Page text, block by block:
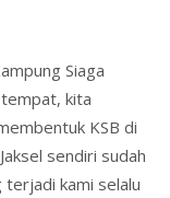
Siaga
kita
KSB di
sendiri sudah
terjadi kami selalu